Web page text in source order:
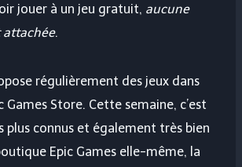
jouer à un jeu gratuit, aucune
attachée.
régulièrement des jeux dans
Games Store. Cette semaine, c’est
plus connus et également très bien
Epic Games elle-même, la